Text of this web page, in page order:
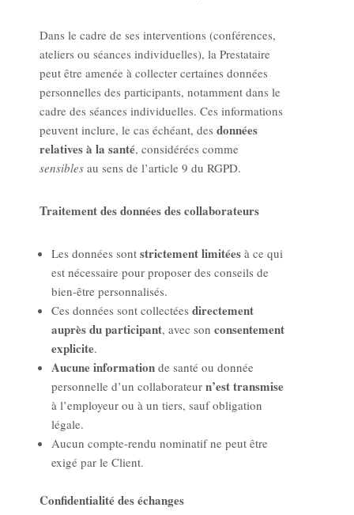
Dans le cadre de ses interventions (conférences,
ateliers ou séances individuelles), la Prestataire
peut être amenée à collecter certaines données
personnelles des participants, notamment dans le
cadre des séances individuelles. Ces informations
peuvent inclure, le cas échéant, des données
relatives à la santé, considérées comme
sensibles au sens de l’article 9 du RGPD.
Traitement des données des collaborateurs
Les données sont strictement limitées à ce qui
est nécessaire pour proposer des conseils de
bien-être personnalisés.
Ces données sont collectées directement
auprès du participant, avec son consentement
explicite.
Aucune information de santé ou donnée
personnelle d’un collaborateur n’est transmise
à l’employeur ou à un tiers, sauf obligation
légale.
Aucun compte-rendu nominatif ne peut être
exigé par le Client.
Confidentialité des échanges